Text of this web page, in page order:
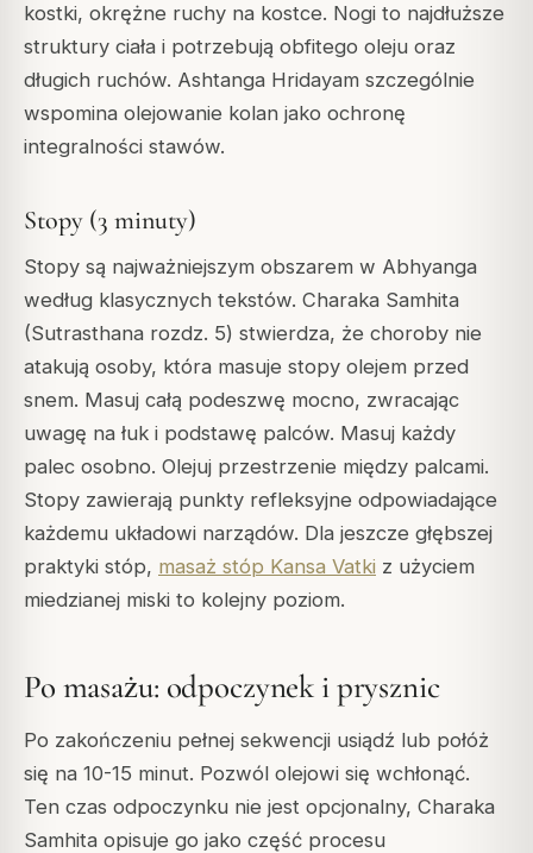
kostki, okrężne ruchy na kostce. Nogi to najdłuższe
struktury ciała i potrzebują obfitego oleju oraz
długich ruchów. Ashtanga Hridayam szczególnie
wspomina olejowanie kolan jako ochronę
integralności stawów.
Stopy (3 minuty)
Stopy są najważniejszym obszarem w Abhyanga
według klasycznych tekstów. Charaka Samhita
(Sutrasthana rozdz. 5) stwierdza, że choroby nie
atakują osoby, która masuje stopy olejem przed
snem. Masuj całą podeszwę mocno, zwracając
uwagę na łuk i podstawę palców. Masuj każdy
palec osobno. Olejuj przestrzenie między palcami.
Stopy zawierają punkty refleksyjne odpowiadające
każdemu układowi narządów. Dla jeszcze głębszej
praktyki stóp, masaż stóp Kansa Vatki z użyciem
miedzianej miski to kolejny poziom.
Po masażu: odpoczynek i prysznic
Po zakończeniu pełnej sekwencji usiądź lub połóż
się na 10-15 minut. Pozwól olejowi się wchłonąć.
Ten czas odpoczynku nie jest opcjonalny, Charaka
Samhita opisuje go jako część procesu